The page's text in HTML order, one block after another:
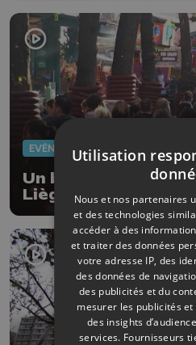
EVÈNEMENTS
Un bilan contrasté
Liège
Utilisation
Nous et nos partenaires
et des technologies
accéder à des
et traiter des données
votre adresse IP, des
des données de
des publicités et du
mesurer les publicités
des insights
services. Fournisseurs